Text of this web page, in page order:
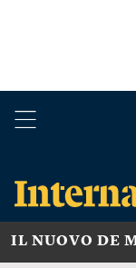
IL NUOVO DE